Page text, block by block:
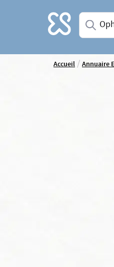
Accueil
Accueil/Annuaire